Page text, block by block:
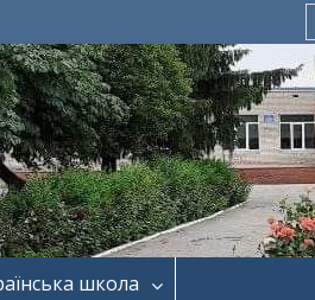
школа